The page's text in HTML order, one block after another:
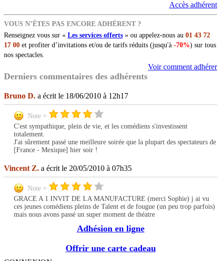
Accès adhérent
VOUS N’ÊTES PAS ENCORE ADHÉRENT ?
Renseignez vous sur « Les services offerts » ou appelez-nous au 01 43 72
17 00 et profiter d’invitations et/ou de tarifs réduits (jusqu'à -70%) sur tous
nos spectacles.
Voir comment adhérer
Derniers commentaires des adhérents
Bruno D. a écrit le 18/06/2010 à 12h17
Note =
C'est sympathique, plein de vie, et les comédiens s'investissent
totalement.
J'ai sûrement passé une meilleure soirée que la plupart des spectateurs de
[France - Mexique] hier soir !
Vincent Z. a écrit le 20/05/2010 à 07h35
Note =
GRACE A 1 INVIT DE LA MANUFACTURE (merci Sophie) j ai vu
ces jeunes comédiens pleins de Talent et de fougue (un peu trop parfois)
mais nous avons passé un super moment de théatre
Adhésion en ligne
Offrir une carte cadeau